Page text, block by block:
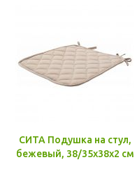
СИТА Подушка на стул,
бежевый, 38/35x38x2 см